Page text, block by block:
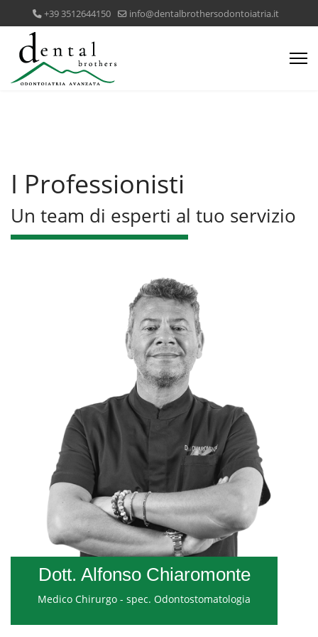
+39 3512644150 info@dentalbrothersodontoiatria.it
I Professionisti
Un team di esperti al tuo servizio
Dott. Alfonso Chiaromonte
Medico Chirurgo - spec. Odontostomatologia